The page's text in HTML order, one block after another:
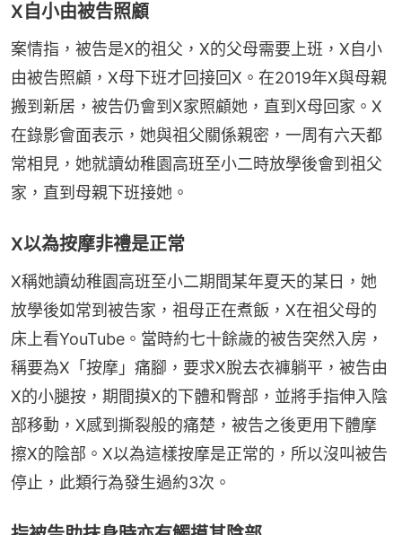
X自小由被告照顧
案情指，被告是X的祖父，X的父母需要上班，X自小
由被告照顧，X母下班才回接回X。在2019年X與母親
搬到新居，被告仍會到X家照顧她，直到X母回家。X
在錄影會面表示，她與祖父關係親密，一周有六天都
常相見，她就讀幼稚園高班至小二時放學後會到祖父
家，直到母親下班接她。
X以為按摩非禮是正常
X稱她讀幼稚園高班至小二期間某年夏天的某日，她
放學後如常到被告家，祖母正在煮飯，X在祖父母的
床上看YouTube。當時約七十餘歲的被告突然入房，
稱要為X「按摩」痛腳，要求X脫去衣褲躺平，被告由
X的小腿按，期間摸X的下體和臀部，並將手指伸入陰
部移動，X感到撕裂般的痛楚，被告之後更用下體摩
擦X的陰部。X以為這樣按摩是正常的，所以沒叫被告
停止，此類行為發生過約3次。